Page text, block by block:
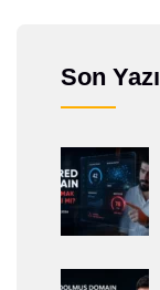
Son